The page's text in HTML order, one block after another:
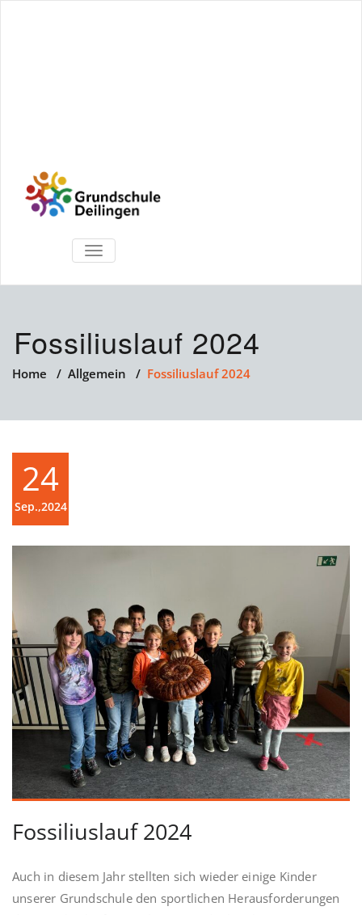
TOGGLE
NAVIGATION
Fossiliuslauf 2024
Home / Allgemein / Fossiliuslauf 2024
24
Sep.,2024
Fossiliuslauf 2024
Auch in diesem Jahr stellten sich wieder einige Kinder
unserer Grundschule den sportlichen Herausforderungen